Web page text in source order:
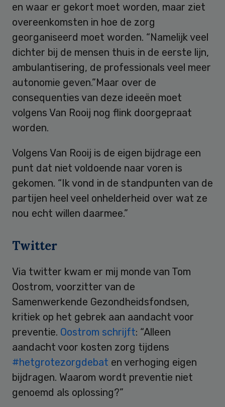
en waar er gekort moet worden, maar ziet
overeenkomsten in hoe de zorg
georganiseerd moet worden. “Namelijk veel
dichter bij de mensen thuis in de eerste lijn,
ambulantisering, de professionals veel meer
autonomie geven.”Maar over de
consequenties van deze ideeën moet
volgens Van Rooij nog flink doorgepraat
worden.
Volgens Van Rooij is de eigen bijdrage een
punt dat niet voldoende naar voren is
gekomen. “Ik vond in de standpunten van de
partijen heel veel onhelderheid over wat ze
nou echt willen daarmee.”
Twitter
Via twitter kwam er mij monde van Tom
Oostrom, voorzitter van de
Samenwerkende Gezondheidsfondsen,
kritiek op het gebrek aan aandacht voor
preventie. Oostrom schrijft: “Alleen
aandacht voor kosten zorg tijdens
#hetgrotezorgdebat en verhoging eigen
bijdragen. Waarom wordt preventie niet
genoemd als oplossing?”